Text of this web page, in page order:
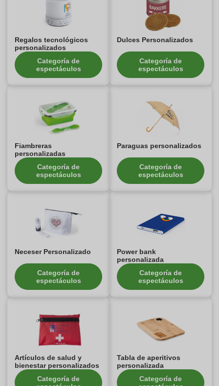
Regalos tecnológicos
personalizados
Categoría de
espectáculos
Dulces Personalizados
Categoría de
espectáculos
Fiambreras
personalizadas
Categoría de
espectáculos
Paraguas personalizados
Categoría de
espectáculos
Neceser Personalizado
Categoría de
espectáculos
Power bank
personalizada
Categoría de
espectáculos
Artículos de salud y
bienestar personalizados
Categoría de
Tabla de aperitivos
personalizada
Categoría de